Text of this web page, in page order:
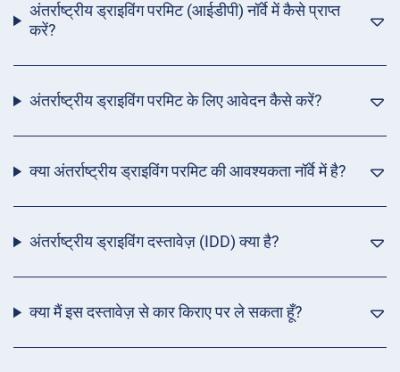
अंतर्राष्ट्रीय ड्राइविंग परमिट (आईडीपी) नॉर्वे में कैसे प्राप्त
करें?
अंतर्राष्ट्रीय ड्राइविंग परमिट के लिए आवेदन कैसे करें?
क्या अंतर्राष्ट्रीय ड्राइविंग परमिट की आवश्यकता नॉर्वे में है?
अंतर्राष्ट्रीय ड्राइविंग दस्तावेज़ (IDD) क्या है?
क्या मैं इस दस्तावेज़ से कार किराए पर ले सकता हूँ?